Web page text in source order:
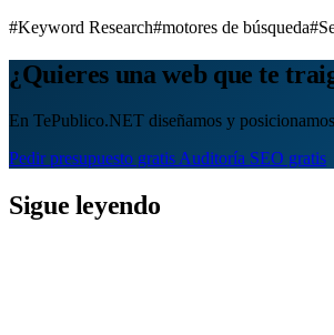
#Keyword Research#motores de búsqueda
¿Quieres una web que te
En TePublico.NET diseñamos y
Pedir presupuesto gratis Auditoría SEO gratis
Sigue leyendo